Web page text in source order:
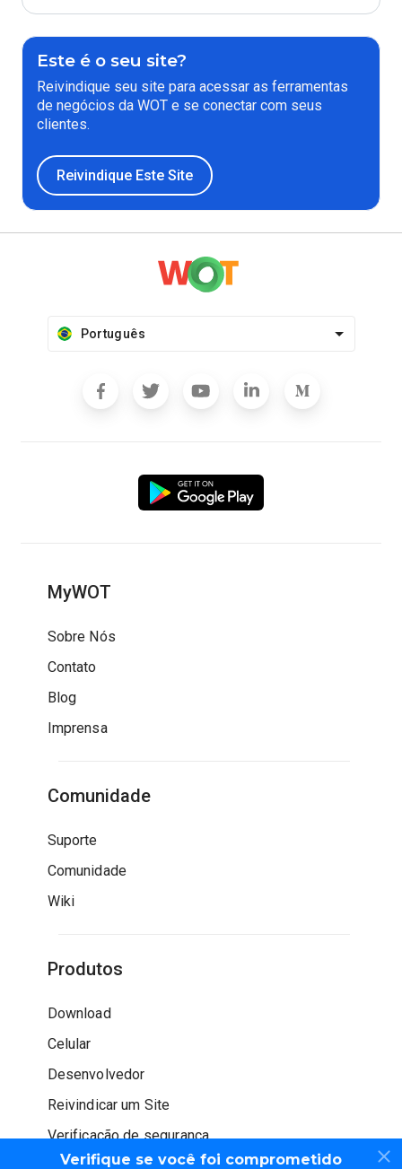
Verifique se você foi comprometido
Este é o seu site?
Reivindique seu site para acessar as ferramentas
de negócios da WOT e se conectar com seus
clientes.
Reivindique Este Site
Português
MyWOT
Sobre Nós
Contato
Blog
Imprensa
Comunidade
Suporte
Comunidade
Wiki
Produtos
Download
Celular
Desenvolvedor
Reivindicar um Site
Verificação de segurança